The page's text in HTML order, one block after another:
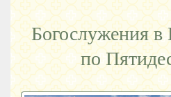
Богослужения
по